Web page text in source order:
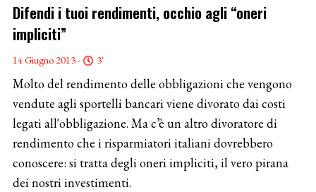
Difendi i tuoi rendimenti, occhio agli “oneri
impliciti”
14 Giugno 2013 - 3'
Molto del rendimento delle obbligazioni che vengono
vendute agli sportelli bancari viene divorato dai costi
legati all'obbligazione. Ma c’è un altro divoratore di
rendimento che i risparmiatori italiani dovrebbero
conoscere: si tratta degli oneri impliciti, il vero pirana
dei nostri investimenti.